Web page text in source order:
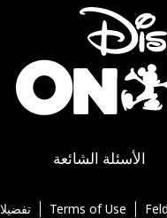
الأسئلة الشائعة
Terms of Use